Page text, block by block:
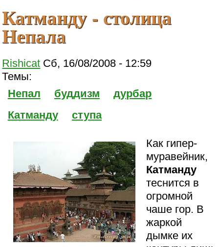
Катманду - столица
Непала
Rishicat Сб, 16/08/2008 - 12:59
Темы:
Непал
буддизм
дурбар
Катманду
ступа
Как гипер-
муравейник,
Катманду
теснится в
огромной
чаше гор. В
жаркой
дымке их